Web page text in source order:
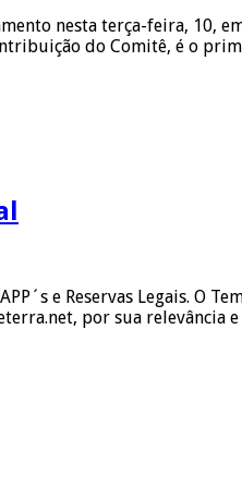
nesta terça-feira,
do Comitê, é o
e Reservas Legais. O
por sua relevância e